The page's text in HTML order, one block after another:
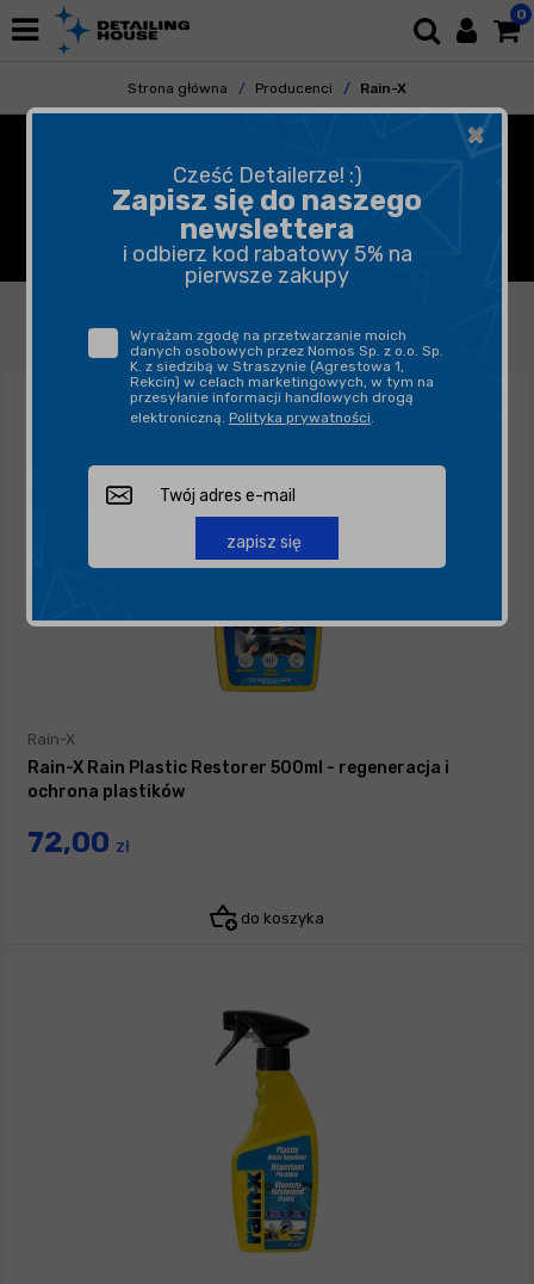
0
Strona główna Producenci Rain-X
RAIN-X - NIEWIDZIALNA
WYCIERACZKA, POWŁOKA
HYDROFOBOWA NA SZYBĘ
Rain-X
Rain-X Rain Plastic Restorer 500ml - regeneracja i
ochrona plastików
72,00 zł
do koszyka
×
Cześć Detailerze! :)
Zapisz się do naszego
newslettera
i odbierz kod rabatowy 5% na
pierwsze zakupy
Wyrażam zgodę na przetwarzanie moich
danych osobowych przez Nomos Sp. z o.o. Sp.
K. z siedzibą w Straszynie (Agrestowa 1,
Rekcin) w celach marketingowych, w tym na
przesyłanie informacji handlowych drogą
elektroniczną. Polityka prywatności.
zapisz się